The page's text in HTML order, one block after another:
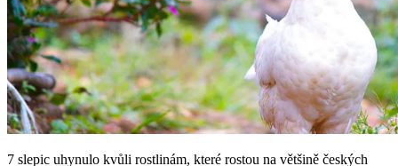
7 slepic uhynulo kvůli rostlinám, které rostou na většině českých